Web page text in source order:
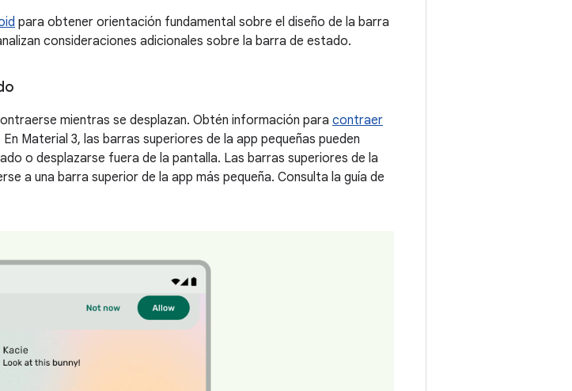
para obtener orientación fundamental sobre el diseño de la barra
consideraciones adicionales sobre la barra de estado.
mientras se desplazan. Obtén información para contraer
Material 3, las barras superiores de la app pequeñas pueden
o desplazarse fuera de la pantalla. Las barras superiores de la
a una barra superior de la app más pequeña. Consulta la guía de